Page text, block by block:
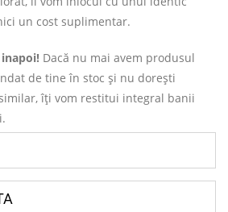
un cost suplimentar.
Dacă nu mai avem produsul
de tine în stoc și nu dorești
îți vom restitui integral banii